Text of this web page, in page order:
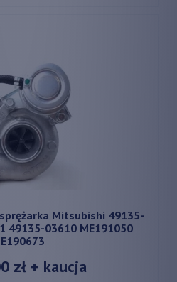
Mitsubishi 49135-
49135-03610 ME191050
zł+ kaucja